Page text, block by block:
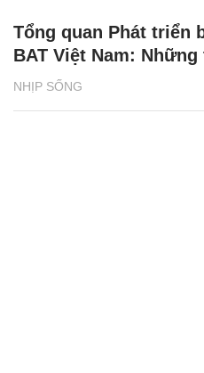
NHỊP SỐNG
Tổng quan Phát triển
BAT Việt Nam: